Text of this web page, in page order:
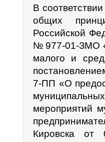
В
общих
Российской
№ 977-01-ЗМО
малого и
7-ПП «О
мероприятий
Кировска